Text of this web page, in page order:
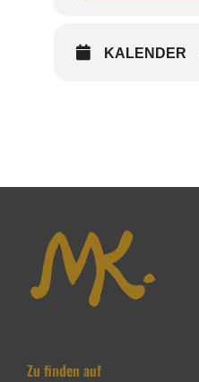
KALENDER
Zu finden auf